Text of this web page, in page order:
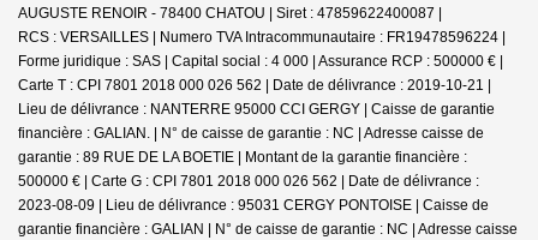
AUGUSTE RENOIR - 78400 CHATOU | Siret : 47859622400087 |
RCS : VERSAILLES | Numero TVA Intracommunautaire : FR19478596224 |
Forme juridique : SAS | Capital social : 4 000 | Assurance RCP : 500000 € |
Carte T : CPI 7801 2018 000 026 562 | Date de délivrance : 2019-10-21 |
Lieu de délivrance : NANTERRE 95000 CCI GERGY | Caisse de garantie
financière : GALIAN. | N° de caisse de garantie : NC | Adresse caisse de
garantie : 89 RUE DE LA BOETIE | Montant de la garantie financière :
500000 € | Carte G : CPI 7801 2018 000 026 562 | Date de délivrance :
2023-08-09 | Lieu de délivrance : 95031 CERGY PONTOISE | Caisse de
garantie financière : GALIAN | N° de caisse de garantie : NC | Adresse caisse